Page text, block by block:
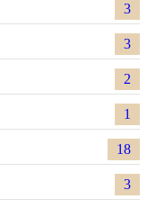
3
3
2
1
18
3